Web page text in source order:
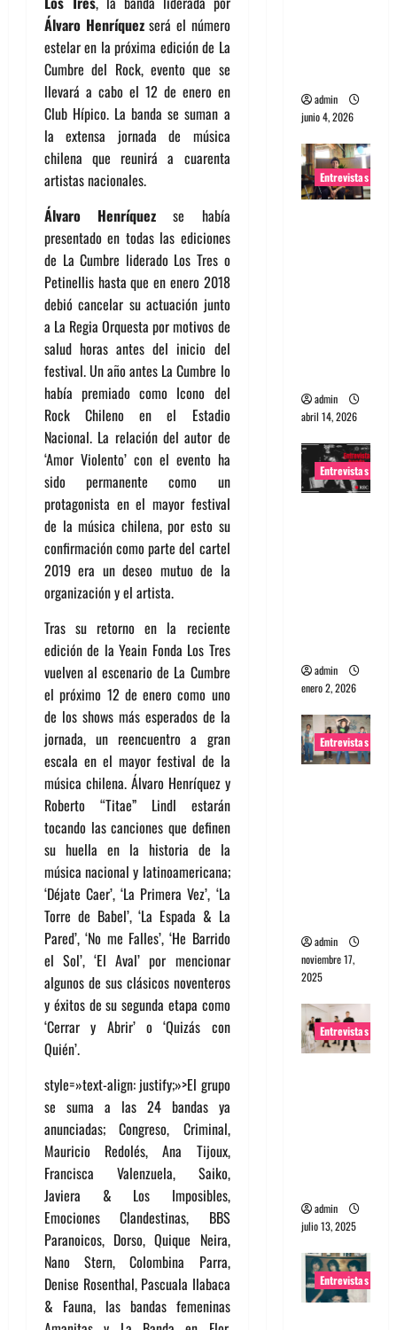
Álvaro Henríquezserá el número
estelar en la próxima edición de La
Cumbre del Rock, evento que se
llevará a cabo el 12 de enero en
Club Hípico. La banda se suman a
la extensa jornada de música
chilena que reunirá a cuarenta
artistas nacionales.
Álvaro Henríquez se había
presentado en todas las ediciones
de La Cumbre liderado Los Tres o
Petinellis hasta que en enero 2018
debió cancelar su actuación junto
a La Regia Orquesta por motivos de
salud horas antes del inicio del
festival. Un año antes La Cumbre lo
había premiado como Icono del
Rock Chileno en el Estadio
Nacional. La relación del autor de
‘Amor Violento’ con el evento ha
sido permanente como un
protagonista en el mayor festival
de la música chilena, por esto su
confirmación como parte del cartel
2019 era un deseo mutuo de la
organización y el artista.
Tras su retorno en la reciente
edición de la Yeain Fonda Los Tres
vuelven al escenario de La Cumbre
el próximo 12 de enero como uno
de los shows más esperados de la
jornada, un reencuentro a gran
escala en el mayor festival de la
música chilena. Álvaro Henríquez y
Roberto “Titae” Lindl estarán
tocando las canciones que definen
su huella en la historia de la
música nacional y latinoamericana;
‘Déjate Caer’, ‘La Primera Vez’, ‘La
Torre de Babel’, ‘La Espada & La
Pared’, ‘No me Falles’, ‘He Barrido
el Sol’, ‘El Aval’ por mencionar
algunos de sus clásicos noventeros
y éxitos de su segunda etapa como
‘Cerrar y Abrir’ o ‘Quizás con
Quién’.
style=»text-align: justify;»>El grupo
se suma a las 24 bandas ya
anunciadas; Congreso, Criminal,
Mauricio Redolés, Ana Tijoux,
Francisca Valenzuela, Saiko,
Javiera & Los Imposibles,
Emociones Clandestinas, BBS
Paranoicos, Dorso, Quique Neira,
Nano Stern, Colombina Parra,
Denise Rosenthal, Pascuala Ilabaca
& Fauna, las bandas femeninas
admin
junio 4, 2026
Entrevistas
admin
abril 14, 2026
Entrevistas
admin
enero 2, 2026
Entrevistas
admin
noviembre 17,
2025
Entrevistas
admin
julio 13, 2025
Entrevistas